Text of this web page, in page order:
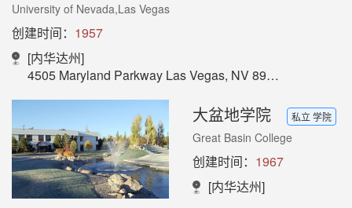
University of Nevada,Las Vegas
创建时间： 1957
[内华达州]
4505 Maryland Parkway Las Vegas, NV 89154
大盆地学院 私立 学院
Great Basin College
创建时间： 1967
[内华达州]